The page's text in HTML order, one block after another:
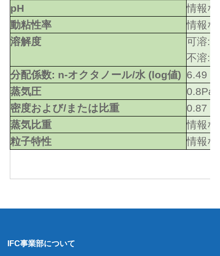
pH
情報
動粘性率
情報
溶解度
可溶:
不溶:
分配係数: n-オクタノール/水 (log値) 6.49
蒸気圧
0.8Pa/
密度および/または比重
0.87
蒸気比重
情報
粒子特性
情報
IFC事業部について